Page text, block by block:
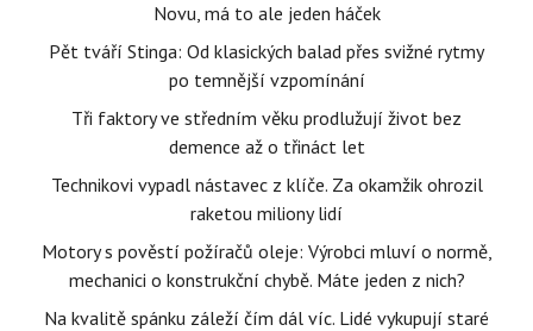
Novu, má to ale jeden háček
Pět tváří Stinga: Od klasických balad přes svižné rytmy
po temnější vzpomínání
Tři faktory ve středním věku prodlužují život bez
demence až o třináct let
Technikovi vypadl nástavec z klíče. Za okamžik ohrozil
raketou miliony lidí
Motory s pověstí požíračů oleje: Výrobci mluví o normě,
mechanici o konstrukční chybě. Máte jeden z nich?
Na kvalitě spánku záleží čím dál víc. Lidé vykupují staré